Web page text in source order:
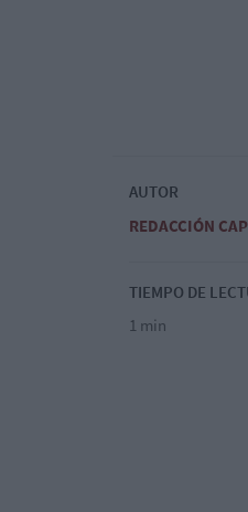
AUTOR
REDACCIÓN
TIEMPO DE
1 min